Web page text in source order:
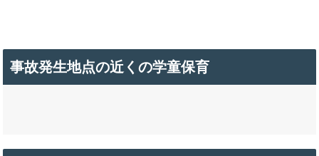
事故発生地点の近くの学童保育